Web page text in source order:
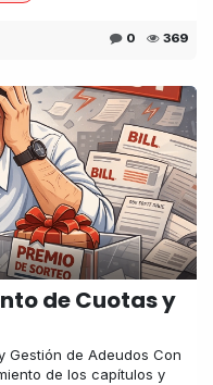
0 369
de Cuotas y
Gestión de Adeudos Con
de los capítulos y